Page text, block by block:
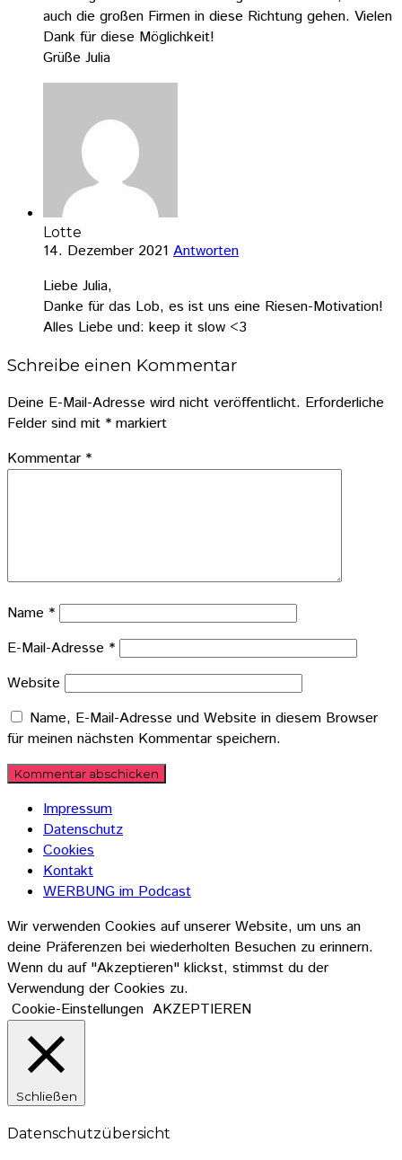
auch die großen Firmen in diese Richtung gehen. Vielen
Dank für diese Möglichkeit!
Grüße Julia
Lotte
14. Dezember 2021 Antworten
Liebe Julia,
Danke für das Lob, es ist uns eine Riesen-Motivation!
Alles Liebe und: keep it slow <3
Schreibe einen Kommentar
Deine E-Mail-Adresse wird nicht veröffentlicht. Erforderliche
Felder sind mit * markiert
Kommentar *
Name *
E-Mail-Adresse *
Website
Name, E-Mail-Adresse und Website in diesem Browser
für meinen nächsten Kommentar speichern.
Impressum
Datenschutz
Cookies
Kontakt
WERBUNG im Podcast
Wir verwenden Cookies auf unserer Website, um uns an
deine Präferenzen bei wiederholten Besuchen zu erinnern.
Wenn du auf "Akzeptieren" klickst, stimmst du der
Verwendung der Cookies zu.
Cookie-Einstellungen AKZEPTIEREN
Schließen
Datenschutzübersicht